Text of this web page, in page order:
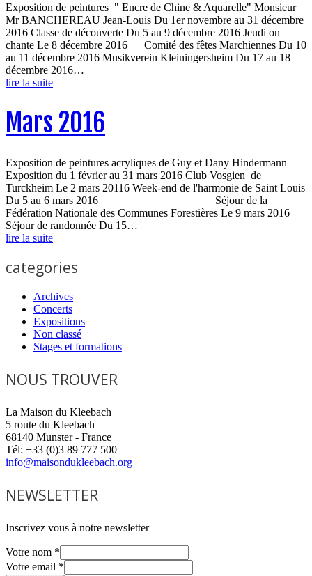
Exposition de peintures " Encre de Chine & Aquarelle" Monsieur
Mr BANCHEREAU Jean-Louis Du 1er novembre au 31 décembre
2016 Classe de découverte Du 5 au 9 décembre 2016 Jeudi on
chante Le 8 décembre 2016 Comité des fêtes Marchiennes Du 10
au 11 décembre 2016 Musikverein Kleiningersheim Du 17 au 18
décembre 2016…
lire la suite
Mars 2016
Exposition de peintures acryliques de Guy et Dany Hindermann
Exposition du 1 février au 31 mars 2016 Club Vosgien de
Turckheim Le 2 mars 20116 Week-end de l'harmonie de Saint Louis
Du 5 au 6 mars 2016 Séjour de la
Fédération Nationale des Communes Forestières Le 9 mars 2016
Séjour de randonnée Du 15…
lire la suite
categories
Archives
Concerts
Expositions
Non classé
Stages et formations
NOUS TROUVER
La Maison du Kleebach
5 route du Kleebach
68140 Munster - France
Tél: +33 (0)3 89 777 500
info@maisondukleebach.org
NEWSLETTER
Inscrivez vous à notre newsletter
Votre nom *
Votre email *